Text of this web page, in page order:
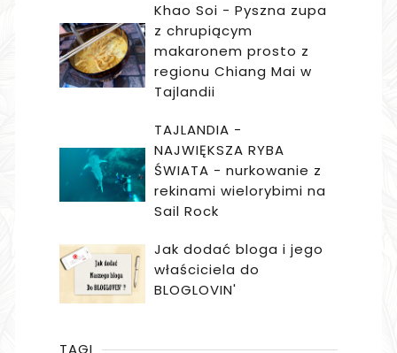
Khao Soi - Pyszna zupa
z chrupiącym
makaronem prosto z
regionu Chiang Mai w
Tajlandii
TAJLANDIA -
NAJWIĘKSZA RYBA
ŚWIATA - nurkowanie z
rekinami wielorybimi na
Sail Rock
Jak dodać bloga i jego
właściciela do
BLOGLOVIN'
TAGI